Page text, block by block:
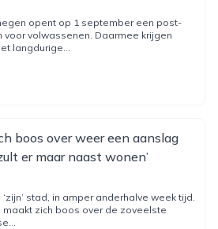
opent op 1 september een post-
voor volwassenen. Daarmee krijgen
langdurige...
boos over weer een aanslag
er maar naast wonen’
stad, in amper anderhalve week tijd.
maakt zich boos over de zoveelste